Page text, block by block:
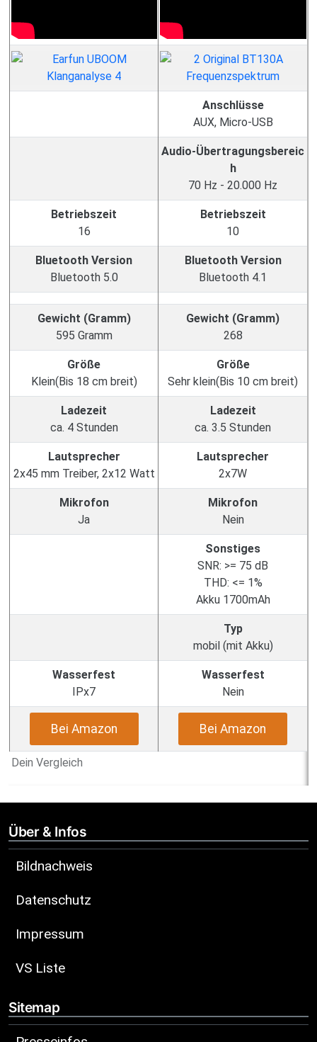
Dein Vergleich
Anschlüsse
AUX, Micro-USB
Audio-Übertragungsbereic
h
70 Hz - 20.000 Hz
Betriebszeit
16
Betriebszeit
10
Bluetooth Version
Bluetooth 5.0
Bluetooth Version
Bluetooth 4.1
Gewicht (Gramm)
595 Gramm
Gewicht (Gramm)
268
Größe
Klein(Bis 18 cm breit)
Größe
Sehr klein(Bis 10 cm breit)
Ladezeit
ca. 4 Stunden
Ladezeit
ca. 3.5 Stunden
Lautsprecher
2x45 mm Treiber, 2x12 Watt
Lautsprecher
2x7W
Mikrofon
Ja
Mikrofon
Nein
Sonstiges
SNR: >= 75 dB
THD: <= 1%
Akku 1700mAh
Typ
mobil (mit Akku)
Wasserfest
IPx7
Wasserfest
Nein
Bei Amazon Bei Amazon
Über & Infos
Bildnachweis
Datenschutz
Impressum
VS Liste
Sitemap